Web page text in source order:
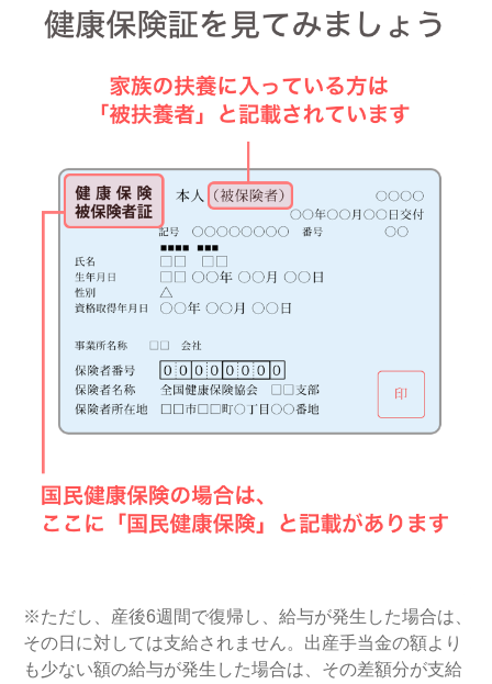
※ただし、産後6週間で復帰し、給与が発生した場合は、
その日に対しては支給されません。出産手当金の額より
も少ない額の給与が発生した場合は、その差額分が支給